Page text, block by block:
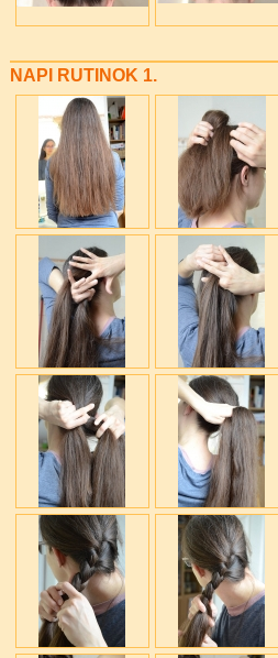
NAPI RUTINOK 1.